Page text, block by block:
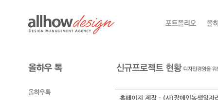
홈페이지 제작 - (사)장애인녹색일자